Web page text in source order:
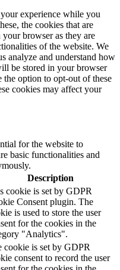
experience while you
the cookies that are
your browser as they are
of the website. We
analyze and understand how
be stored in your browser
option to opt-out of these
cookies may affect your
for the website to
basic functionalities and
Description
cookie is set by GDPR
Consent plugin. The
is used to store the user
for the cookies in the
"Analytics".
cookie is set by GDPR
consent to record the user